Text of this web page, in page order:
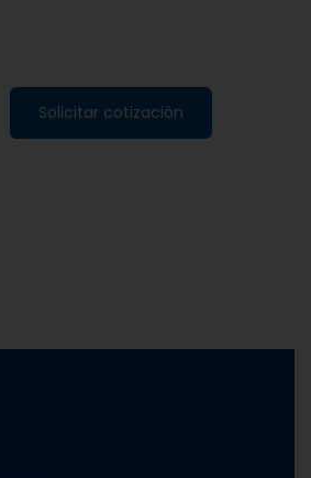
Solicitar cotización